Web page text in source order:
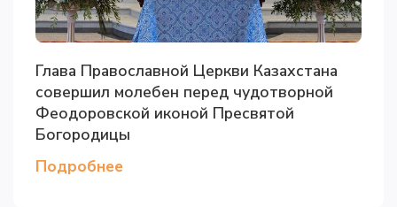
Глава Православной Церкви Казахстана
совершил молебен перед чудотворной
Феодоровской иконой Пресвятой
Богородицы
Подробнее